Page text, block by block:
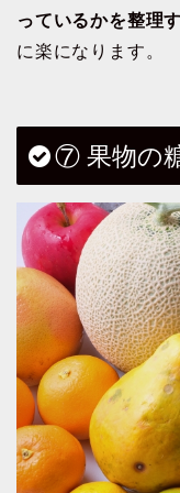
っているかを整理
に楽になります。
⑦ 果物の